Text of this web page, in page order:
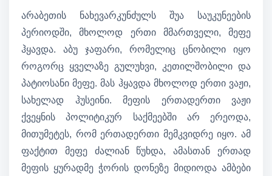
არაბეთის ნახევარკუნძულს შუა საუკუნეების
პერიოდში, მხოლოდ ერთი მმართველი, მეფე
ჰყავდა. აბუ ჯაფარი, რომელიც ცნობილი იყო
როგორც ყველაზე გულუხვი, კეთილშობილი და
პატიოსანი მეფე. მას ჰყავდა მხოლოდ ერთი ვაჟი,
სახელად ჰუსეინი. მეფის ერთადერთი ვაჟი
ქვეყნის პოლიტიკურ საქმეებში არ ერეოდა,
მითუმეტეს, რომ ერთადერთი მემკვიდრე იყო. ამ
ფაქტით მეფე ძალიან წუხდა, ამასთან ერთად
მეფის ყურადმე ჭორის დონეზე მიდიოდა ამბები